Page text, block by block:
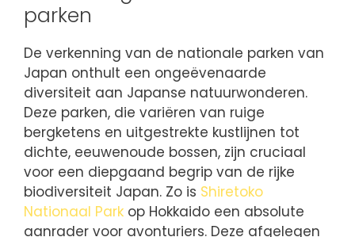
parken
De verkenning van de nationale parken van
Japan onthult een ongeëvenaarde
diversiteit aan Japanse natuurwonderen.
Deze parken, die variëren van ruige
bergketens en uitgestrekte kustlijnen tot
dichte, eeuwenoude bossen, zijn cruciaal
voor een diepgaand begrip van de rijke
biodiversiteit Japan. Zo is Shiretoko
Nationaal Park op Hokkaido een absolute
aanrader voor avonturiers. Deze afgelegen